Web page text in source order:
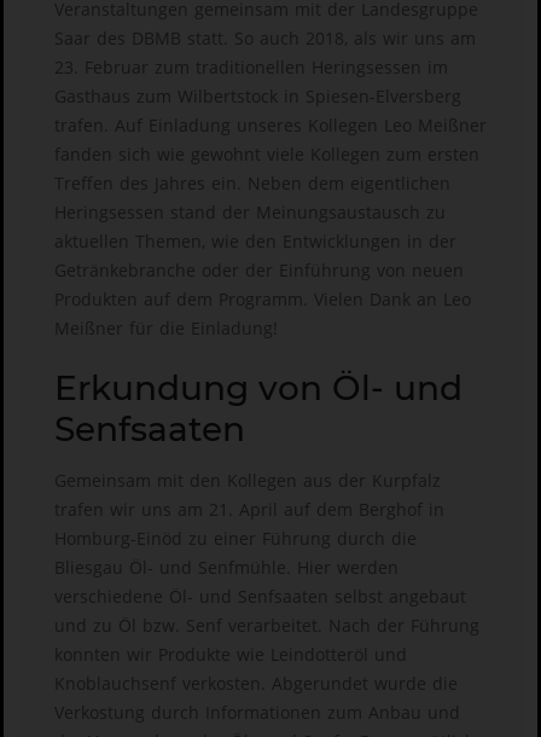
Veranstaltungen gemeinsam mit der Landesgruppe
Saar des DBMB statt. So auch 2018, als wir uns am
23. Februar zum traditionellen Heringsessen im
Gasthaus zum Wilbertstock in Spiesen-Elversberg
trafen. Auf Einladung unseres Kollegen Leo Meißner
fanden sich wie gewohnt viele Kollegen zum ersten
Treffen des Jahres ein. Neben dem eigentlichen
Heringsessen stand der Meinungsaustausch zu
aktuellen Themen, wie den Entwicklungen in der
Getränkebranche oder der Einführung von neuen
Produkten auf dem Programm. Vielen Dank an Leo
Meißner für die Einladung!
Erkundung von Öl- und
Senfsaaten
Gemeinsam mit den Kollegen aus der Kurpfalz
trafen wir uns am 21. April auf dem Berghof in
Homburg-Einöd zu einer Führung durch die
Bliesgau Öl- und Senfmühle. Hier werden
verschiedene Öl- und Senfsaaten selbst angebaut
und zu Öl bzw. Senf verarbeitet. Nach der Führung
konnten wir Produkte wie Leindotteröl und
Knoblauchsenf verkosten. Abgerundet wurde die
Verkostung durch Informationen zum Anbau und